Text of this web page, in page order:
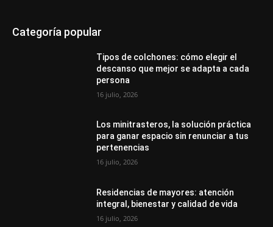
Categoría popular
Tipos de colchones: cómo elegir el
descanso que mejor se adapta a cada
persona
16 julio, 2026
Los minitrasteros, la solución práctica
para ganar espacio sin renunciar a tus
pertenencias
16 julio, 2026
Residencias de mayores: atención
integral, bienestar y calidad de vida
16 julio, 2026